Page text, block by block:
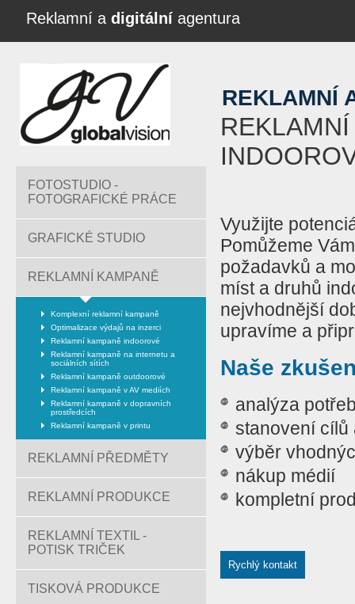
Reklamní a digitální agentura
FOTOSTUDIO -
FOTOGRAFICKÉ PRÁCE
GRAFICKÉ STUDIO
REKLAMNÍ KAMPANĚ
Komplexní reklamní kampaně
Optimalizace výdajů na inzerci
Reklamní kampaně indoorové
Reklamní kampaně na internetu a
sociálních sítích
Reklamní kampaně outdoorové
Reklamní kampaně v AV mediích
Reklamní kampaně v dopravních
prostředcích
Reklamní kampaně v printu
REKLAMNÍ PŘEDMĚTY
REKLAMNÍ PRODUKCE
REKLAMNÍ TEXTIL -
POTISK TRIČEK
TISKOVÁ PRODUKCE
REKLAMNÍ
Využijte
Pomůžeme
požadavků a
míst a druhů
nejvhodnější
upravíme a
Naše
analýza
stanovení cílů
výběr
nákup médií
kompletní
Rychlý kontakt